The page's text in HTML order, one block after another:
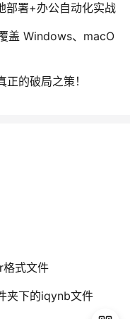
部署+办公自动化实战
盖 Windows、macO
的破局之策！
格式文件
夹下的iqynb文件